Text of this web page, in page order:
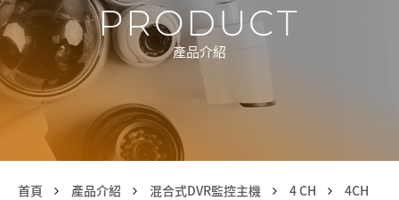
PRODUCT
產品介紹
首頁 產品介紹 混合式DVR監控主機 4 CH
4CH